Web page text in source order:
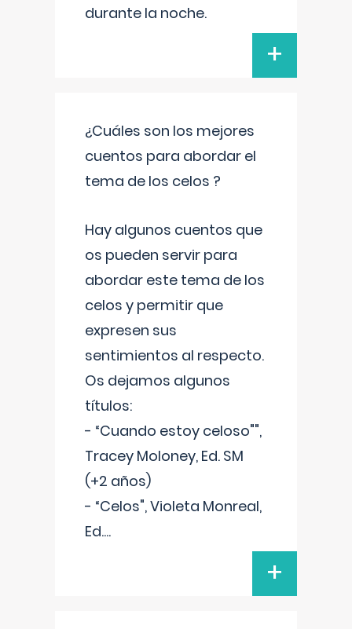
durante la noche.
+
¿Cuáles son los mejores
cuentos para abordar el
tema de los celos ?
Hay algunos cuentos que
os pueden servir para
abordar este tema de los
celos y permitir que
expresen sus
sentimientos al respecto.
Os dejamos algunos
títulos:
- “Cuando estoy celoso"",
Tracey Moloney, Ed. SM
(+2 años)
- “Celos", Violeta Monreal,
Ed....
+